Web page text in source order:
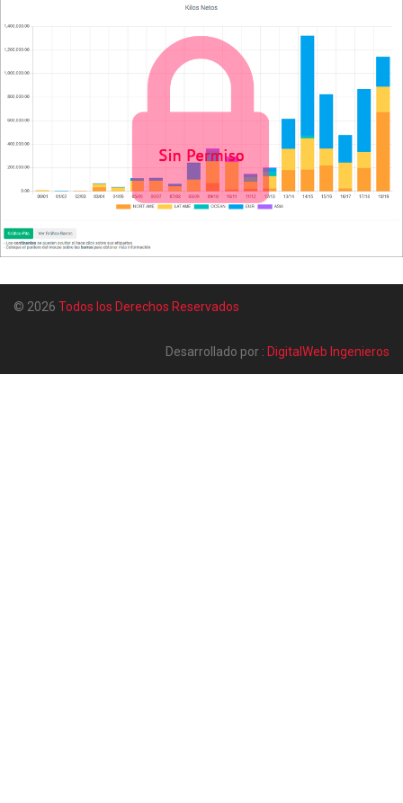
© 2026 Todos los Derechos Reservados
Desarrollado por : DigitalWeb Ingenieros